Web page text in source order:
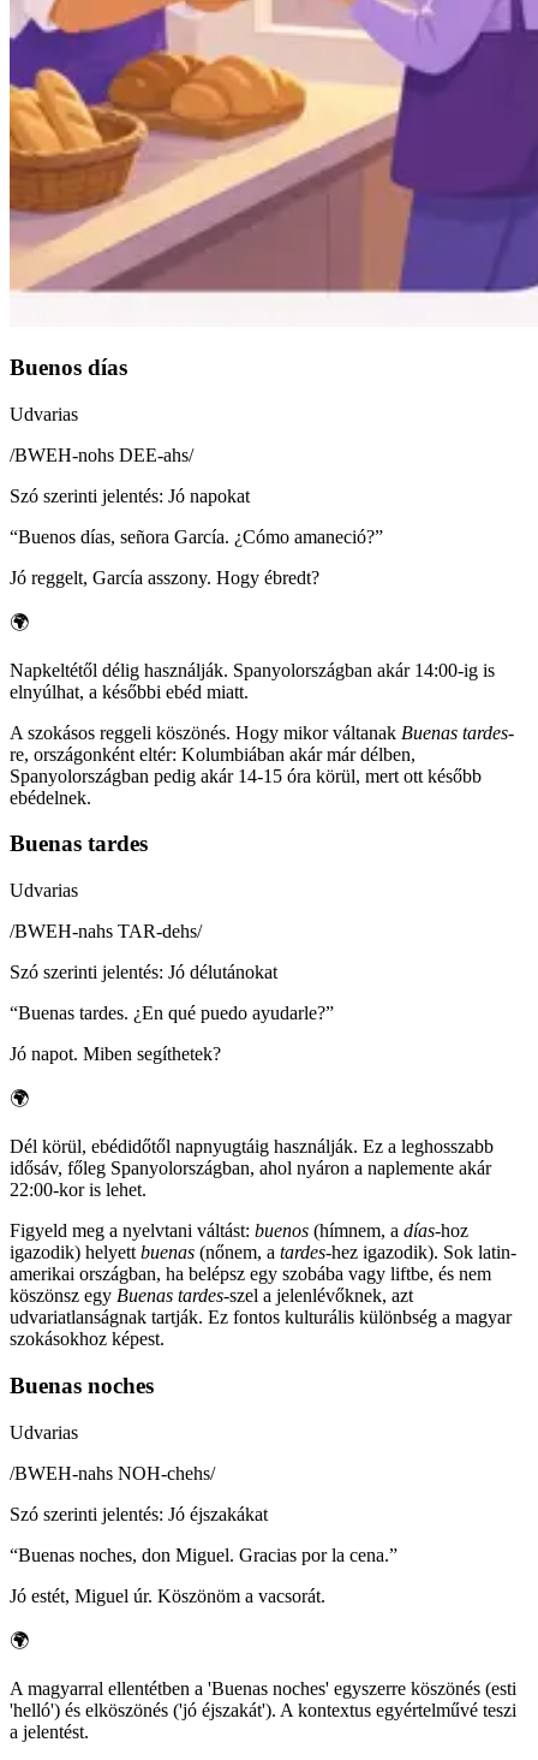
Buenos días
Udvarias
/BWEH-nohs DEE-ahs/
Szó szerinti jelentés: Jó napokat
“Buenos días, señora García. ¿Cómo amaneció?”
Jó reggelt, García asszony. Hogy ébredt?
🌍
Napkeltétől délig használják. Spanyolországban akár 14:00-ig is
elnyúlhat, a későbbi ebéd miatt.
A szokásos reggeli köszönés. Hogy mikor váltanak Buenas tardes-
re, országonként eltér: Kolumbiában akár már délben,
Spanyolországban pedig akár 14-15 óra körül, mert ott később
ebédelnek.
Buenas tardes
Udvarias
/BWEH-nahs TAR-dehs/
Szó szerinti jelentés: Jó délutánokat
“Buenas tardes. ¿En qué puedo ayudarle?”
Jó napot. Miben segíthetek?
🌍
Dél körül, ebédidőtől napnyugtáig használják. Ez a leghosszabb
idősáv, főleg Spanyolországban, ahol nyáron a naplemente akár
22:00-kor is lehet.
Figyeld meg a nyelvtani váltást: buenos (hímnem, a días-hoz
igazodik) helyett buenas (nőnem, a tardes-hez igazodik). Sok latin-
amerikai országban, ha belépsz egy szobába vagy liftbe, és nem
köszönsz egy Buenas tardes-szel a jelenlévőknek, azt
udvariatlanságnak tartják. Ez fontos kulturális különbség a magyar
szokásokhoz képest.
Buenas noches
Udvarias
/BWEH-nahs NOH-chehs/
Szó szerinti jelentés: Jó éjszakákat
“Buenas noches, don Miguel. Gracias por la cena.”
Jó estét, Miguel úr. Köszönöm a vacsorát.
🌍
A magyarral ellentétben a 'Buenas noches' egyszerre köszönés (esti
'helló') és elköszönés ('jó éjszakát'). A kontextus egyértelművé teszi
a jelentést.